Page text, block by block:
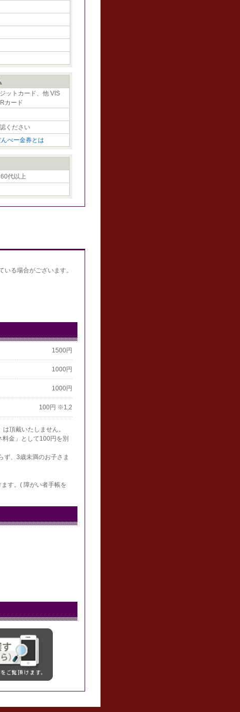
ットカード、他 VIS
カード
ください
べー金券とは
代以上
る場合がございます。
1500円
1000円
1000円
100円 ※1,2
頂戴いたしません。
金」として100円を別
、3歳未満のお子さま
す。( 障がい者手帳を